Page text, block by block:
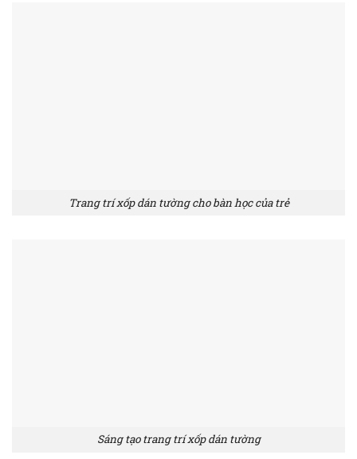
Trang trí xốp dán tường cho bàn học của trẻ
Sáng tạo trang trí xốp dán tường